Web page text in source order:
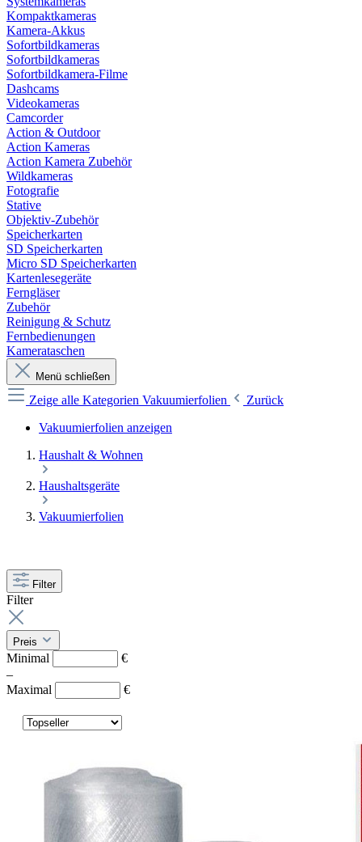
Kompaktkameras
Kamera-Akkus
Sofortbildkameras
Sofortbildkameras
Sofortbildkamera-Filme
Dashcams
Videokameras
Camcorder
Action & Outdoor
Action Kameras
Action Kamera Zubehör
Wildkameras
Fotografie
Stative
Objektiv-Zubehör
Speicherkarten
SD Speicherkarten
Micro SD Speicherkarten
Kartenlesegeräte
Ferngläser
Zubehör
Reinigung & Schutz
Fernbedienungen
Kamerataschen
Menü schließen
Zeige alle Kategorien Vakuumierfolien
Zurück
Vakuumierfolien anzeigen
Haushalt & Wohnen
Haushaltsgeräte
Vakuumierfolien
Filter
Filter
Preis
Minimal
€
–
Maximal
€